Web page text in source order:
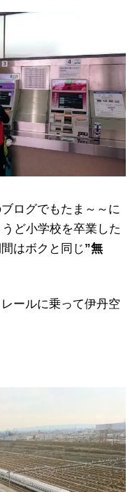
ログでもたま～～に
うど小学校を卒業した
はボクと同じ”無
ールに乗って伊丹空